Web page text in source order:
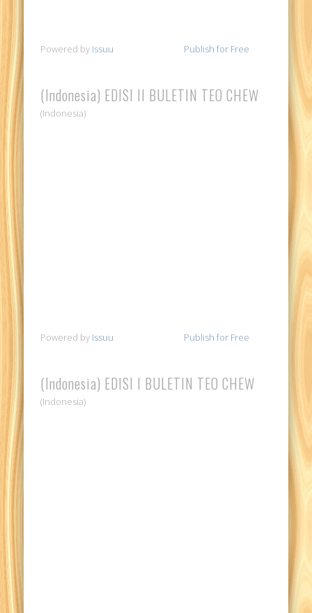
Powered by Issuu Publish for Free
(Indonesia) EDISI II BULETIN TEO CHEW
(Indonesia)
Powered by Issuu Publish for Free
(Indonesia) EDISI I BULETIN TEO CHEW
(Indonesia)